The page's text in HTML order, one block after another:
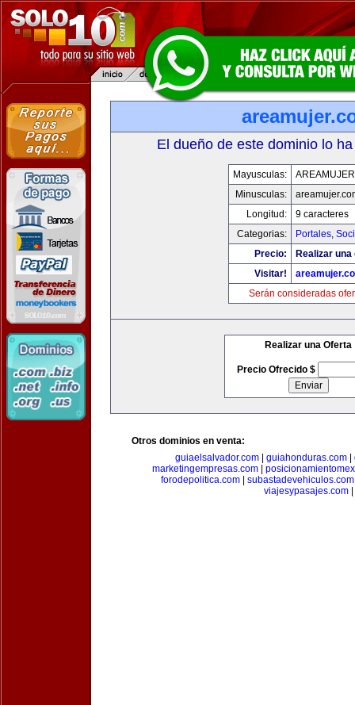
El dueño de este dominio lo
Mayusculas:
Minusculas:
Longitud:
9 caracteres
Categorias:
Portales,
Precio:
Realizar
Visitar!
Serán consideradas
Realizar una Oferta
Precio Ofrecido $
Otros dominios en venta:
guiaelsalvador.com| guiahonduras.com|
marketingempresas.com
forodepolitica.com| subastadevehiculos.com
viajesypasajes.com|